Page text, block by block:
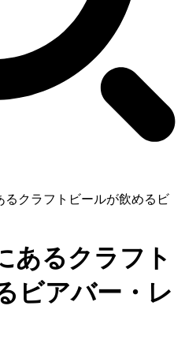
るクラフトビールが飲めるビ
あるクラフト
ビアバー・レ